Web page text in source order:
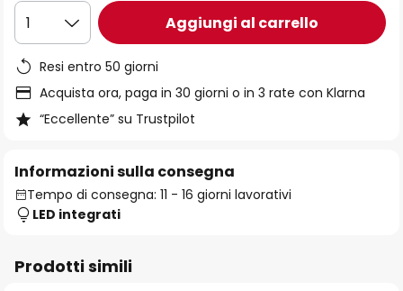
1 Aggiungi al carrello
Resi entro 50 giorni
Acquista ora, paga in 30 giorni o in 3 rate con Klarna
“Eccellente” su Trustpilot
Informazioni sulla consegna
Tempo di consegna: 11 - 16 giorni lavorativi
LED integrati
Prodotti simili